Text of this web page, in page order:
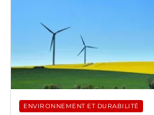
ENVIRONNEMENT ET DURABILITÉ